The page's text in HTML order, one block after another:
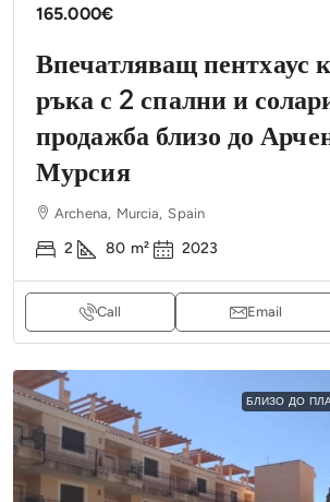
165.000€
Впечатляващ пентхаус
ръка с 2 спални и
продажба близо до
Мурсия
Archena, Murcia, Spain
2 80 m² 2023
Call Email
БЛИЗО ДО